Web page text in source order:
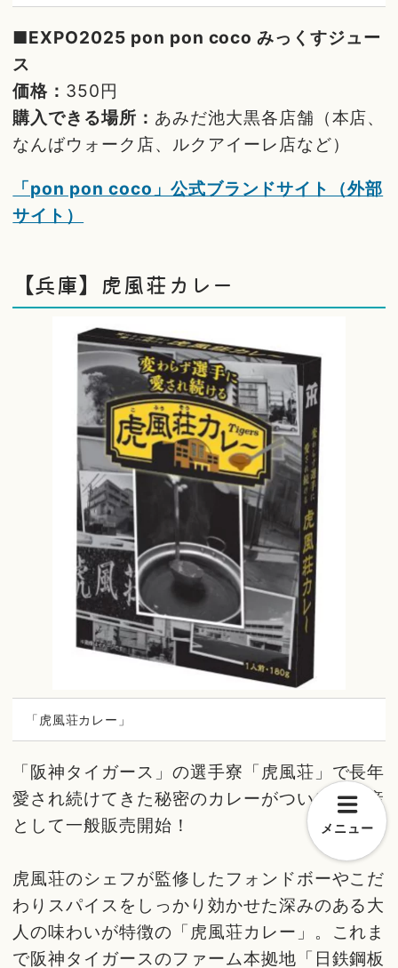
■EXPO2025 pon pon coco みっくすジュー
ス
価格： 350円
購入できる場所： あみだ池大黒各店舗（本店、
なんばウォーク店、ルクアイーレ店など）
「pon pon coco」公式ブランドサイト（外部
サイト）
【兵庫】虎風荘カレー
「虎風荘カレー」
「阪神タイガース」の選手寮「虎風荘」で長年
愛され続けてきた秘密のカレーがついにお土産
として一般販売開始！
虎風荘のシェフが監修したフォンドボーやこだ
わりスパイスをしっかり効かせた深みのある大
人の味わいが特徴の「虎風荘カレー」。これま
で阪神タイガースのファーム本拠地「日鉄鋼板
メニュー